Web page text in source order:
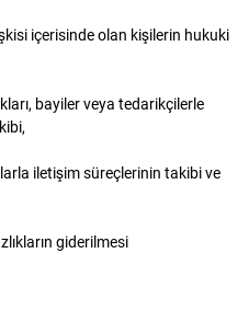
içerisinde olan kişilerin hukuki
bayiler veya tedarikçilerle
iletişim süreçlerinin takibi ve
giderilmesi